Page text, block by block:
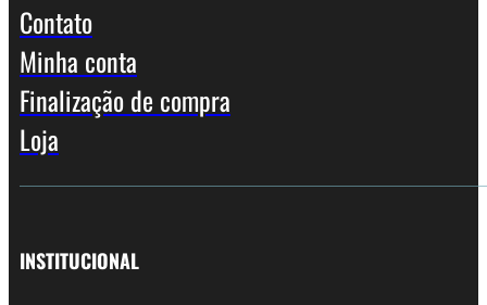
Contato
Minha conta
Finalização de compra
Loja
INSTITUCIONAL